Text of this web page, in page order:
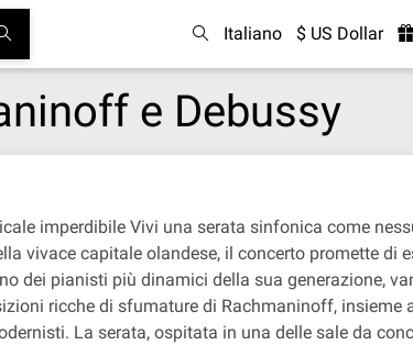
Italiano $ US Dollar
e Debussy
imperdibile Vivi una serata sinfonica come
vivace capitale olandese, il concerto promette di
dei pianisti più dinamici della sua generazione,
ricche di sfumature di Rachmaninoff, insieme
La serata, ospitata in una delle sale da